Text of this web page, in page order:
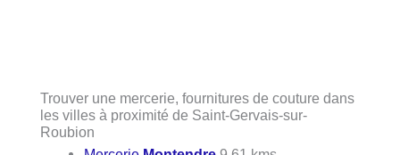
Trouver une mercerie, fournitures de couture dans
les villes à proximité de Saint-Gervais-sur-
Roubion